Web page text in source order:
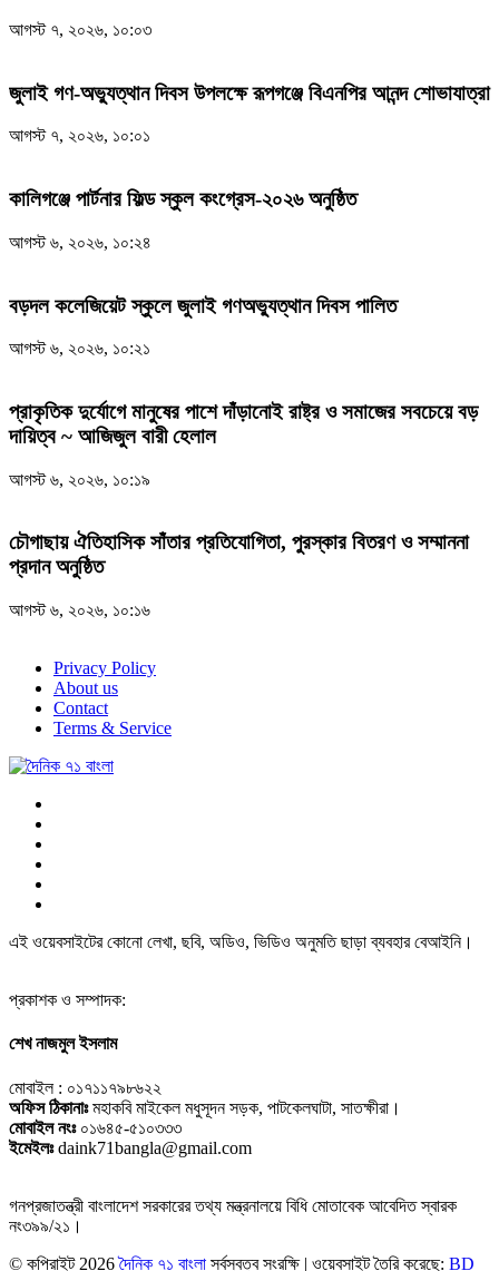
আগস্ট ৭, ২০২৬, ১০:০৩
জুলাই গণ-অভ্যুত্থান দিবস উপলক্ষে রূপগঞ্জে বিএনপির আনন্দ শোভাযাত্রা
আগস্ট ৭, ২০২৬, ১০:০১
কালিগঞ্জে পার্টনার ফিল্ড স্কুল কংগ্রেস-২০২৬ অনুষ্ঠিত
আগস্ট ৬, ২০২৬, ১০:২৪
বড়দল কলেজিয়েট স্কুলে জুলাই গণঅভ্যুত্থান দিবস পালিত
আগস্ট ৬, ২০২৬, ১০:২১
প্রাকৃতিক দুর্যোগে মানুষের পাশে দাঁড়ানোই রাষ্ট্র ও সমাজের সবচেয়ে বড়
দায়িত্ব ~ আজিজুল বারী হেলাল
আগস্ট ৬, ২০২৬, ১০:১৯
চৌগাছায় ঐতিহাসিক সাঁতার প্রতিযোগিতা, পুরস্কার বিতরণ ও সম্মাননা
প্রদান অনুষ্ঠিত
আগস্ট ৬, ২০২৬, ১০:১৬
Privacy Policy
About us
Contact
Terms & Service
এই ওয়েবসাইটের কোনো লেখা, ছবি, অডিও, ভিডিও অনুমতি ছাড়া ব্যবহার বেআইনি।
প্রকাশক ও সম্পাদক:
শেখ নাজমুল ইসলাম
মোবাইল : ০১৭১১৭৯৮৬২২
অফিস ঠিকানাঃমহাকবি মাইকেল মধুসূদন সড়ক, পাটকেলঘাটা, সাতক্ষীরা।
মোবাইল নংঃ০১৬৪৫-৫১০৩৩৩
ইমেইলঃdaink71bangla@gmail.com
গনপ্রজাতন্ত্রী বাংলাদেশ সরকারের তথ্য মন্ত্রনালয়ে বিধি মোতাবেক আবেদিত স্বারক
নং৩৯৯/২১।
© কপিরাইট 2026দৈনিক ৭১ বাংলা সর্বস্বত্ব সংরক্ষি | ওয়েবসাইট তৈরি করেছে: BD